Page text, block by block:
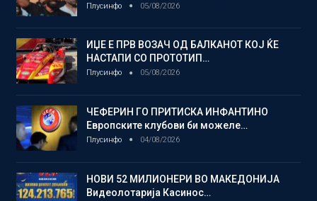
Плусинфо 05/08/2026
ИЏЕ Е ПРВ ВОЗАЧ ОД БАЛКАНОТ КОЈ ЌЕ
НАСТАПИ СО ПРОТОТИП…
Плусинфо 05/08/2026
ЧЕФЕРИН ГО ПРИТИСКА ИНФАНТИНО
Европските клубови би можеле…
Плусинфо 04/08/2026
НОВИ 52 МИЛИОНЕРИ ВО МАКЕДОНИЈА
Видеолотарија Касинос…